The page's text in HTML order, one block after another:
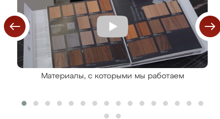
Материалы, с которыми мы работаем